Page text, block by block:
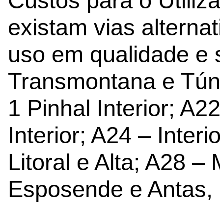
existam vias
uso em qualidade e
Transmontana e
1 Pinhal Interior;
Interior; A24 –
Litoral e Alta; A28 –
Esposende e